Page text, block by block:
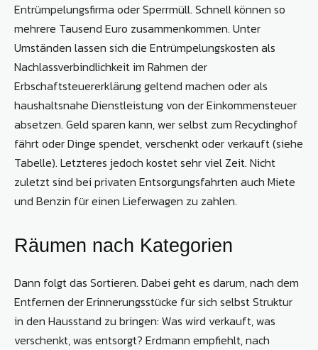
Entrümpelungsfirma oder Sperrmüll. Schnell können so
mehrere Tausend Euro zusammenkommen. Unter
Umständen lassen sich die Entrümpelungskosten als
Nachlassverbindlichkeit im Rahmen der
Erbschaftsteuererklärung geltend machen oder als
haushaltsnahe Dienstleistung von der Einkommensteuer
absetzen. Geld sparen kann, wer selbst zum Recyclinghof
fährt oder Dinge spendet, verschenkt oder verkauft (siehe
Tabelle). Letzteres jedoch kostet sehr viel Zeit. Nicht
zuletzt sind bei privaten Entsorgungsfahrten auch Miete
und Benzin für einen Lieferwagen zu zahlen.
Räumen nach Kategorien
Dann folgt das Sortieren. Dabei geht es darum, nach dem
Entfernen der Erinnerungsstücke für sich selbst Struktur
in den Hausstand zu bringen: Was wird verkauft, was
verschenkt, was entsorgt? Erdmann empfiehlt, nach